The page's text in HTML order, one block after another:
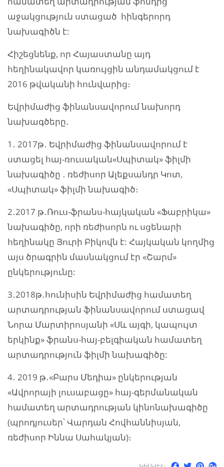
աջակցություն ստացած հինգերորդ
նախագիծն է:
Հիշեցնենք, որ Հայաստանը այդ
հեղինակավոր կառույցին անդամակցում է
2016 թվականի հունվարից։
Եվրիմաժից ֆինանսավորում նախորդ
նախագծերը․
1․ 2017թ․ Եվրիմաժից ֆինանսավորում է
ստացել հայ-ռուսական«Սպիտակ» ֆիլմի
նախագիծը ․ ռեժիսոր Ալեքսանդր Կոտ,
«Սպիտակ» ֆիլմի նախագիծ։
2․2017 թ․Ռուս-ֆրանս-հայկական «Ֆաբրիկա»
նախագիծը, որի ռեժիսորն ու սցենարի
հեղինակը Յուրի Բիկովն է: Հայկական կողմից
այս ծրագրին մասնակցում էր «Շարմ»
ընկերությունը:
3․2018թ․հունիսին Եվրիմաժից համատեղ
արտադրության ֆինանսավորում ստացավ
Նորա Մարտիրոսյանի «Սև այգի, կապույտ
երկինք» ֆրանս-հայ-բելգիական համատեղ
արտադրություն ֆիլմի նախագիծը:
4․ 2019 թ․«Բարս Մեդիա» ընկերության
«Ավրորայի լուսաբացը» հայ-գերմանական
համատեղ արտադրության կինոնախագիծը
(պրոդյուսեր՝ Վարդան Հովհաննիսյան,
ռեժիսոր Իննա Սահակյան)։